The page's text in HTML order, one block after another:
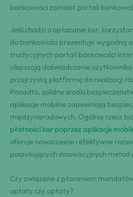
bankowości zamiast portali
Jeśli chodzi o opłacanie kar,
do bankowości prezentuje wygodną
tradycyjnych portali bankowości
ulepszają doświadczenie
przejrzystą platformę do realizacji
Ponadto, solidne środki
aplikacje mobilne zapewniają
międzynarodowych. Ogólnie rzecz
płatności kar poprzez aplikacje
oferuje nowoczesne i efektywne
poszukujących innowacyjnych metod
Czy związane z płaceniem
opłaty czy opłaty?